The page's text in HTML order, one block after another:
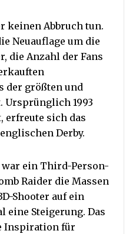
keinen Abbruch tun.
Neuauflage um die
die Anzahl der Fans
der größten und
Ursprünglich 1993
erfreute sich das
Derby.
war ein Third-Person-
Raider die Massen
Shooter auf ein
eine Steigerung. Das
Inspiration für